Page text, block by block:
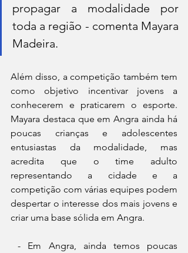
propagar a modalidade por
toda a região - comenta Mayara
Madeira.
Além disso, a competição também tem
como objetivo incentivar jovens a
conhecerem e praticarem o esporte.
Mayara destaca que em Angra ainda há
poucas crianças e adolescentes
entusiastas da modalidade, mas
acredita que o time adulto
representando a cidade e a
competição com várias equipes podem
despertar o interesse dos mais jovens e
criar uma base sólida em Angra.
- Em Angra, ainda temos poucas